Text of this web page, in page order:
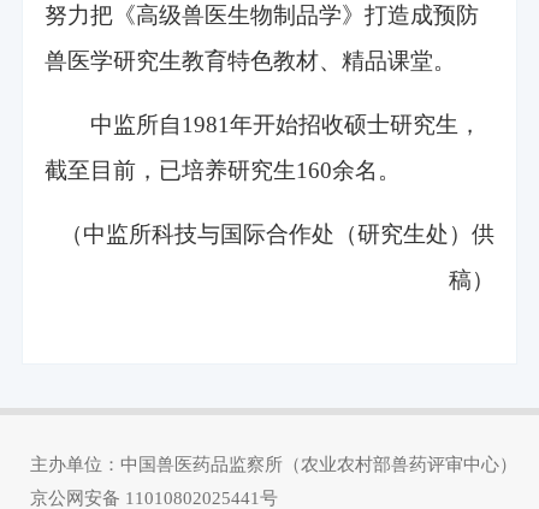
努力把《高级兽医生物制品学》打造成预防
兽医学研究生教育特色教材、精品课堂。
中监所自1981年开始招收硕士研究生，
截至目前，已培养研究生160余名。
（中监所科技与国际合作处（研究生处）供
稿）
主办单位：中国兽医药品监察所（农业农村部兽药评审中心）
京公网安备 11010802025441号